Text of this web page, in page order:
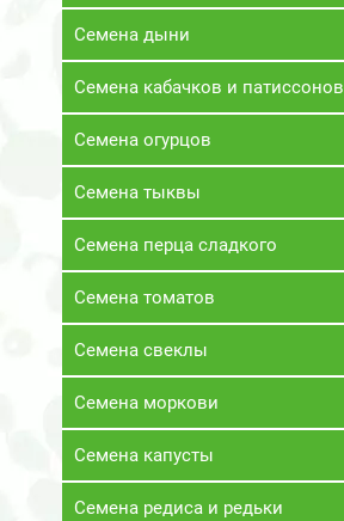
Семена дыни
Семена кабачков и патиссонов
Семена огурцов
Семена тыквы
Семена перца сладкого
Семена томатов
Семена свеклы
Семена моркови
Семена капусты
Семена редиса и редьки